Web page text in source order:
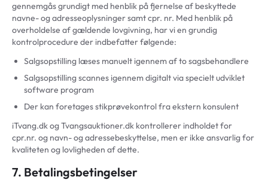
gennemgås grundigt med henblik på fjernelse af beskyttede
navne- og adresseoplysninger samt cpr. nr. Med henblik på
overholdelse af gældende lovgivning, har vi en grundig
kontrolprocedure der indbefatter følgende:
Salgsopstilling læses manuelt igennem af to sagsbehandlere
Salgsopstilling scannes igennem digitalt via specielt udviklet
software program
Der kan foretages stikprøvekontrol fra ekstern konsulent
iTvang.dk og Tvangsauktioner.dk kontrollerer indholdet for
cpr.nr. og navn- og adressebeskyttelse, men er ikke ansvarlig for
kvaliteten og lovligheden af dette.
7. Betalingsbetingelser